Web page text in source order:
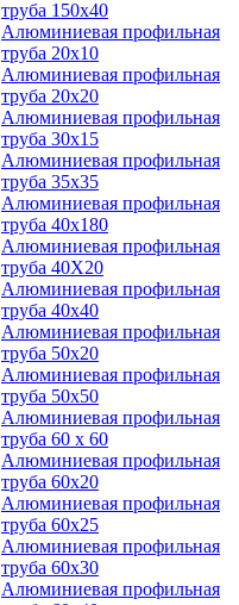
труба 150х40
Алюминиевая профильная
труба 20х10
Алюминиевая профильная
труба 20х20
Алюминиевая профильная
труба 30х15
Алюминиевая профильная
труба 35х35
Алюминиевая профильная
труба 40х180
Алюминиевая профильная
труба 40Х20
Алюминиевая профильная
труба 40х40
Алюминиевая профильная
труба 50х20
Алюминиевая профильная
труба 50х50
Алюминиевая профильная
труба 60 х 60
Алюминиевая профильная
труба 60х20
Алюминиевая профильная
труба 60х25
Алюминиевая профильная
труба 60х30
Алюминиевая профильная